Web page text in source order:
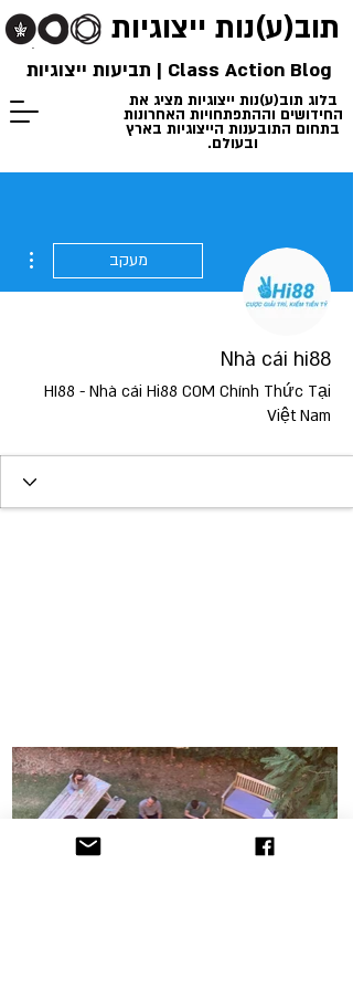
תוב(ע)נות ייצוגיות
בלוג תוב(ע)נות ייצוגיות מציג את
החידושים וההתפתחויות האחרונות
בתחום התובענות הייצוגיות בארץ
ובעולם.
Class Action Blog | תביעות ייצוגיות
מעקב
Nhà cái hi88
HI88 - Nhà cái Hi88 COM Chính Thức Tại
Việt Nam